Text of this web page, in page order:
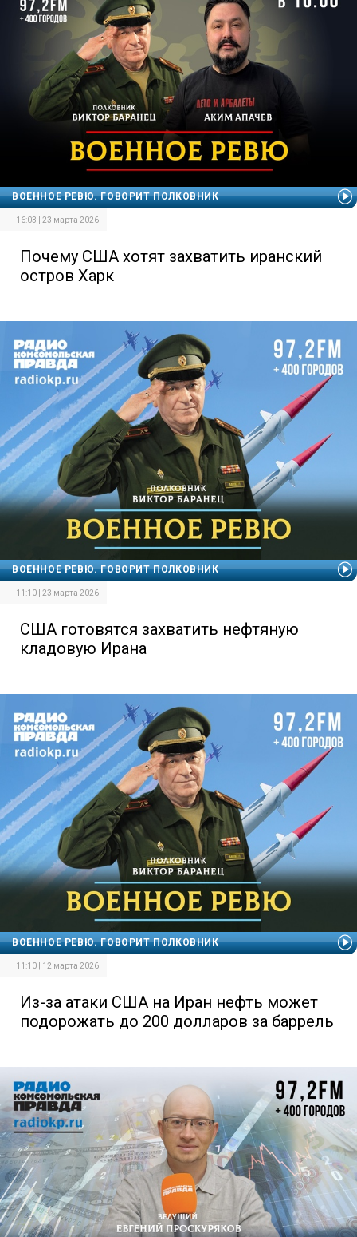
ВОЕННОЕ РЕВЮ. ГОВОРИТ ПОЛКОВНИК
16:03 | 23 марта 2026
Почему США хотят захватить иранский
остров Харк
ВОЕННОЕ РЕВЮ. ГОВОРИТ ПОЛКОВНИК
11:10 | 23 марта 2026
США готовятся захватить нефтяную
кладовую Ирана
ВОЕННОЕ РЕВЮ. ГОВОРИТ ПОЛКОВНИК
11:10 | 12 марта 2026
Из-за атаки США на Иран нефть может
подорожать до 200 долларов за баррель